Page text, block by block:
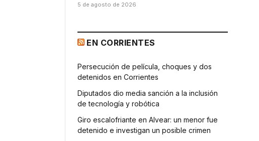
5 de agosto de 2026
EN CORRIENTES
Persecución de película, choques y dos
detenidos en Corrientes
Diputados dio media sanción a la inclusión
de tecnología y robótica
Giro escalofriante en Alvear: un menor fue
detenido e investigan un posible crimen